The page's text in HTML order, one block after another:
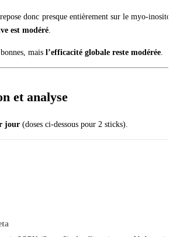
donc presque entièrement sur le myo-
est modéré.
mais l’efficacité globale reste modérée
et analyse
jour (doses ci-dessous pour 2 sticks).